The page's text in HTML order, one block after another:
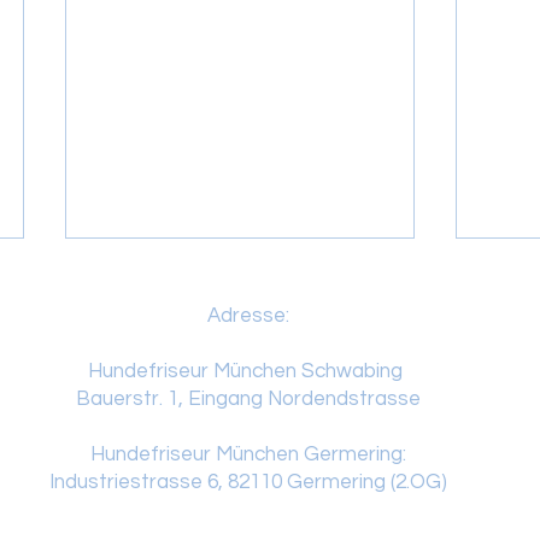
Warum regelmäßige Pflege
für die Hautgesundheit
Adresse:
Hundefriseur München Schwabing
Bauerstr. 1, Eingang Nordendstrasse
Hundefriseur München Germering:
Industriestrasse 6, 82110 Germering (2.OG)